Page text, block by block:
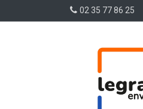
02 35 77 86 25